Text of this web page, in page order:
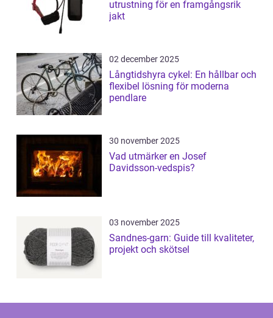
utrustning för en framgångsrik
jakt
02 december 2025
Långtidshyra cykel: En hållbar och
flexibel lösning för moderna
pendlare
30 november 2025
Vad utmärker en Josef
Davidsson-vedspis?
03 november 2025
Sandnes-garn: Guide till kvaliteter,
projekt och skötsel